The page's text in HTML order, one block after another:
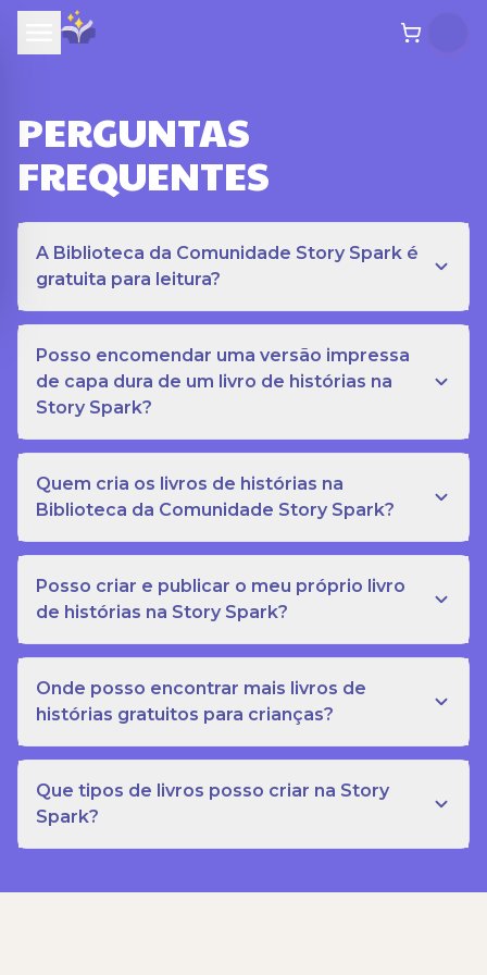
PERGUNTAS
FREQUENTES
A Biblioteca da Comunidade Story Spark é
gratuita para leitura?
Posso encomendar uma versão impressa
de capa dura de um livro de histórias na
Story Spark?
Quem cria os livros de histórias na
Biblioteca da Comunidade Story Spark?
Posso criar e publicar o meu próprio livro
de histórias na Story Spark?
Onde posso encontrar mais livros de
histórias gratuitos para crianças?
Que tipos de livros posso criar na Story
Spark?